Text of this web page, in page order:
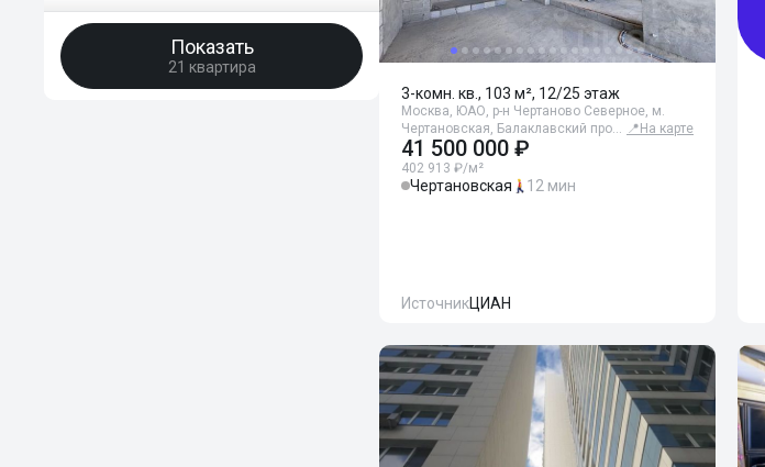
Показать
21 квартира
3-комн. кв., 103 м², 12/25 этаж
Москва, ЮАО, р-н Чертаново Северное, м.
Чертановская, Балаклавский про… 📍 На карте
41 500 000 ₽
402 913 ₽/м²
Чертановская 12 мин
ИсточникЦИАН